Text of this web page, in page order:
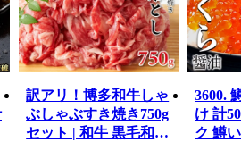
訳アリ！博多和牛しゃ
ぶしゃぶすき焼き750g
セット | 和牛 黒毛和牛
3600.
け 計
ク 鱒